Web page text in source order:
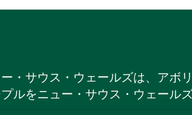
・サウス・ウェールズは、アボ
ルをニュー・サウス・ウェール